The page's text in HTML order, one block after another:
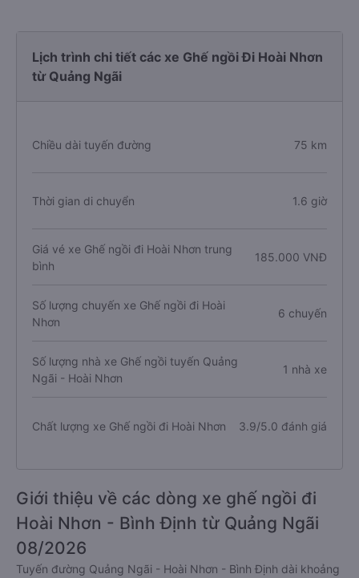
Lịch trình chi tiết các xe Ghế ngồi Đi Hoài Nhơn
từ Quảng Ngãi
Chiều dài tuyến đường 75 km
Thời gian di chuyển 1.6 giờ
Giá vé xe Ghế ngồi đi Hoài Nhơn trung
bình
185.000 VNĐ
Số lượng chuyến xe Ghế ngồi đi Hoài
Nhơn
6 chuyến
Số lượng nhà xe Ghế ngồi tuyến Quảng
Ngãi - Hoài Nhơn
1 nhà xe
Chất lượng xe Ghế ngồi đi Hoài Nhơn 3.9/5.0 đánh giá
Giới thiệu về các dòng xe ghế ngồi đi
Hoài Nhơn - Bình Định từ Quảng Ngãi
08/2026
Tuyến đường Quảng Ngãi - Hoài Nhơn - Bình Định dài khoảng